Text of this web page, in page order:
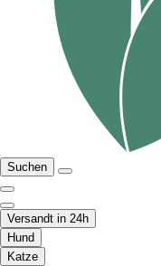
Suchen
Versandt in 24h
Hund
Katze